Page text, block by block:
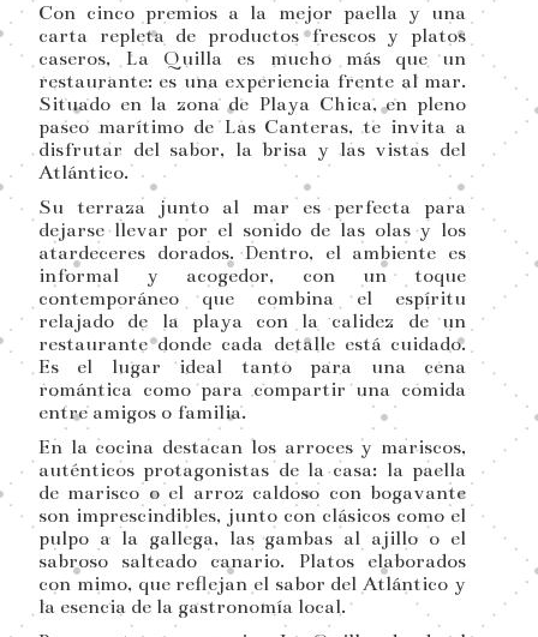
Con cinco premios a la mejor paella y una
carta repleta de productos frescos y platos
caseros, La Quilla es mucho más que un
restaurante: es una experiencia frente al mar.
Situado en la zona de Playa Chica, en pleno
paseo marítimo de Las Canteras, te invita a
disfrutar del sabor, la brisa y las vistas del
Atlántico.
Su terraza junto al mar es perfecta para
dejarse llevar por el sonido de las olas y los
atardeceres dorados. Dentro, el ambiente es
informal y acogedor, con un toque
contemporáneo que combina el espíritu
relajado de la playa con la calidez de un
restaurante donde cada detalle está cuidado.
Es el lugar ideal tanto para una cena
romántica como para compartir una comida
entre amigos o familia.
En la cocina destacan los arroces y mariscos,
auténticos protagonistas de la casa: la paella
de marisco o el arroz caldoso con bogavante
son imprescindibles, junto con clásicos como el
pulpo a la gallega, las gambas al ajillo o el
sabroso salteado canario. Platos elaborados
con mimo, que reflejan el sabor del Atlántico y
la esencia de la gastronomía local.